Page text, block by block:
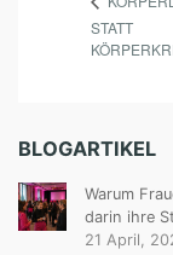
STATT
BLOGARTIKEL
Warum
darin ihre
21 April,